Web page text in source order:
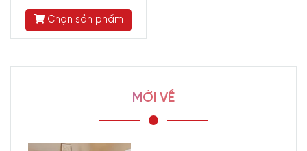
Chọn sản phẩm
MỚI VỀ